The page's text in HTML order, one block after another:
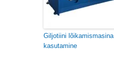
Giljotiini lõikamismasina
kasutamine